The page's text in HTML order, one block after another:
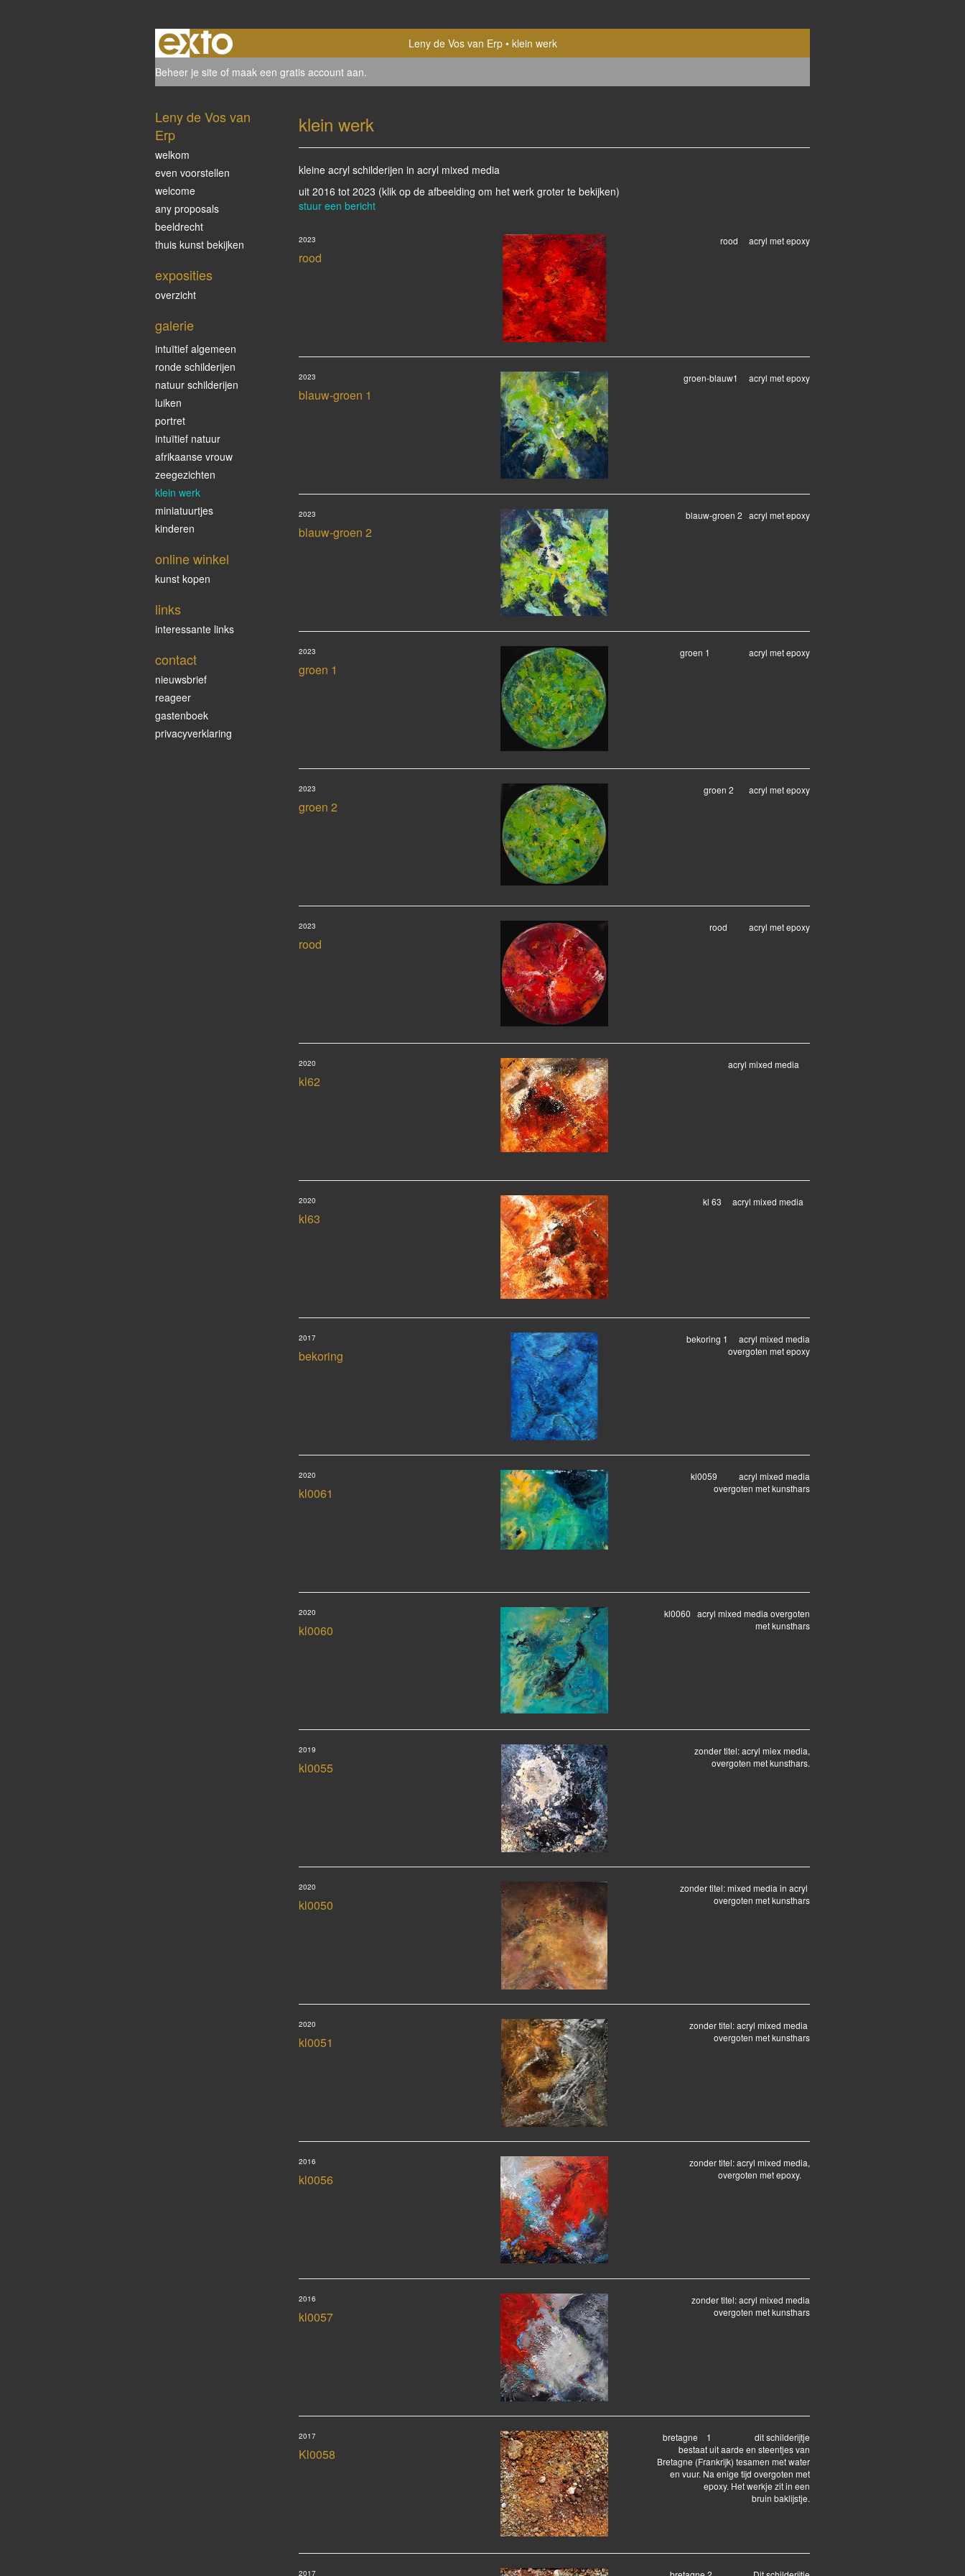
Leny de Vos van Erp
klein werk
Beheer je site of maak een gratis account aan.
klein werk
kleine acryl schilderijen in acryl mixed media
uit 2016 tot 2023 (klik op de afbeelding om het werk groter te bekijken)
stuur een bericht
rood
2023 rood acryl met epoxy
blauw-groen 1
2023 groen-blauw1 acryl met epoxy
blauw-groen 2
2023 blauw-groen 2 acryl met epoxy
groen 1
2023 groen 1 acryl met epoxy
groen 2
2023 groen 2 acryl met epoxy
rood
2023 rood acryl met epoxy
kl62
2020 acryl mixed media
kl63
2020 kl 63 acryl mixed media
bekoring
2017
bekoring 1 acryl mixed media
overgoten met epoxy
kl0061
2020
kl0059 acryl mixed media
overgoten met kunsthars
kl0060
2020
kl0060 acryl mixed media overgoten
met kunsthars
kl0055
2019
zonder titel: acryl miex media,
overgoten met kunsthars.
kl0050
2020
zonder titel: mixed media in acryl
overgoten met kunsthars
kl0051
2020
zonder titel: acryl mixed media
overgoten met kunsthars
kl0056
2016
zonder titel: acryl mixed media,
overgoten met epoxy.
kl0057
2016
zonder titel: acryl mixed media
overgoten met kunsthars
Kl0058
2017
bretagne 1 dit schilderijtje
bestaat uit aarde en steentjes van
Bretagne (Frankrijk) tesamen met water
en vuur. Na enige tijd overgoten met
epoxy. Het werkje zit in een
bruin baklijstje.
2017
Leny de Vos van
Erp
welkom
even voorstellen
welcome
any proposals
beeldrecht
thuis kunst bekijken
exposities
overzicht
galerie
intuïtief algemeen
ronde schilderijen
natuur schilderijen
luiken
portret
intuïtief natuur
afrikaanse vrouw
zeegezichten
klein werk
miniatuurtjes
kinderen
online winkel
kunst kopen
links
interessante links
contact
nieuwsbrief
reageer
gastenboek
privacyverklaring